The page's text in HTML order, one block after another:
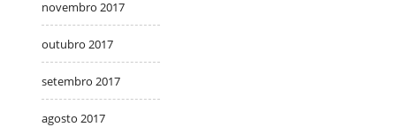
novembro 2017
outubro 2017
setembro 2017
agosto 2017